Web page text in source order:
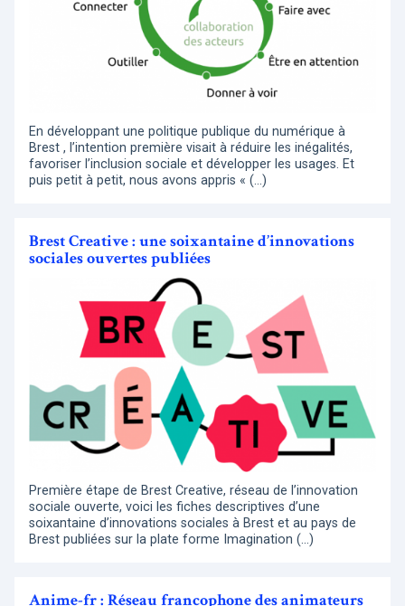
En développant une politique publique du numérique à
Brest , l’intention première visait à réduire les inégalités,
favoriser l’inclusion sociale et développer les usages. Et
puis petit à petit, nous avons appris « (…)
Brest Creative : une soixantaine d’innovations
sociales ouvertes publiées
Première étape de Brest Creative, réseau de l’innovation
sociale ouverte, voici les fiches descriptives d’une
soixantaine d’innovations sociales à Brest et au pays de
Brest publiées sur la plate forme Imagination (…)
Anime-fr : Réseau francophone des animateurs